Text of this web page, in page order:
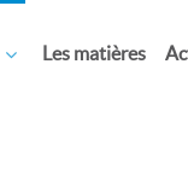
Les matières